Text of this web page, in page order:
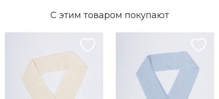
С этим товаром покупают